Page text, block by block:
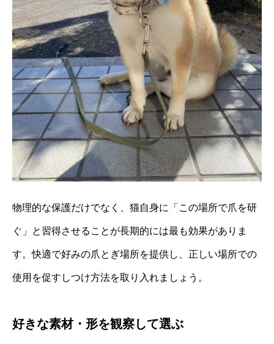
物理的な保護だけでなく、猫自身に「この場所で爪を研
ぐ」と習得させることが長期的には最も効果がありま
す。快適で好みの爪とぎ場所を提供し、正しい場所での
使用を促すしつけ方法を取り入れましょう。
好きな素材・形を観察して選ぶ